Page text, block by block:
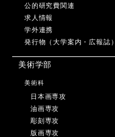
公的研究費関連
求人情報
学外連携
発行物（大学案内・広報誌）
美術学部
美術科
日本画専攻
油画専攻
彫刻専攻
版画専攻